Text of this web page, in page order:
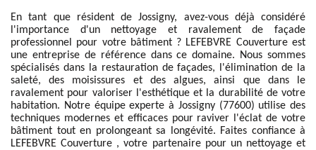
En tant que résident de Jossigny, avez-vous déjà considéré
l'importance d'un nettoyage et ravalement de façade
professionnel pour votre bâtiment ? LEFEBVRE Couverture est
une entreprise de référence dans ce domaine. Nous sommes
spécialisés dans la restauration de façades, l'élimination de la
saleté, des moisissures et des algues, ainsi que dans le
ravalement pour valoriser l'esthétique et la durabilité de votre
habitation. Notre équipe experte à Jossigny (77600) utilise des
techniques modernes et efficaces pour raviver l'éclat de votre
bâtiment tout en prolongeant sa longévité. Faites confiance à
LEFEBVRE Couverture , votre partenaire pour un nettoyage et